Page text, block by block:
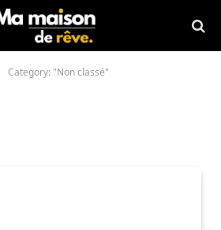
Category: "Non classé"